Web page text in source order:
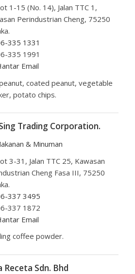
1-15 (No. 14), Jalan TTC 1,
Perindustrian Cheng, 75250
335 1331
335 1991
Email
coated peanut, vegetable
potato chips.
Trading Corporation.
& Minuman
3-31, Jalan TTC 25, Kawasan
Cheng Fasa III, 75250
337 3495
337 1872
Email
coffee powder.
Receta Sdn. Bhd